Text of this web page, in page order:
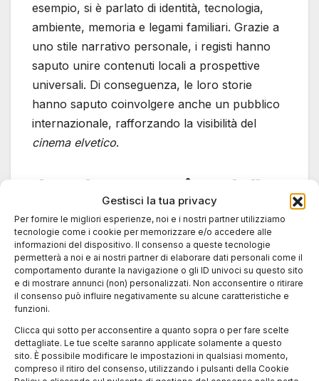
Gestisci la tua privacy
Per fornire le migliori esperienze, noi e i nostri partner utilizziamo
tecnologie come i cookie per memorizzare e/o accedere alle
informazioni del dispositivo. Il consenso a queste tecnologie
permetterà a noi e ai nostri partner di elaborare dati personali come il
comportamento durante la navigazione o gli ID univoci su questo sito
e di mostrare annunci (non) personalizzati. Non acconsentire o ritirare
il consenso può influire negativamente su alcune caratteristiche e
funzioni.
Clicca qui sotto per acconsentire a quanto sopra o per fare scelte
dettagliate. Le tue scelte saranno applicate solamente a questo
sito. È possibile modificare le impostazioni in qualsiasi momento,
compreso il ritiro del consenso, utilizzando i pulsanti della Cookie
esempio, si è parlato di identità, tecnologia,
ambiente, memoria e legami familiari. Grazie a
uno stile narrativo personale, i registi hanno
saputo unire contenuti locali a prospettive
universali. Di conseguenza, le loro storie
hanno saputo coinvolgere anche un pubblico
internazionale, rafforzando la visibilità del
cinema elvetico.
Il ruolo strategico delle
coproduzioni
internazionali: film
svizzeri Locarno
Un altro elemento chiave del successo è stato
il ricorso allecoproduzioni internazionali.
Infatti, molte delle opere svizzere sono state
realizzate insieme a partner stranieri. Questo